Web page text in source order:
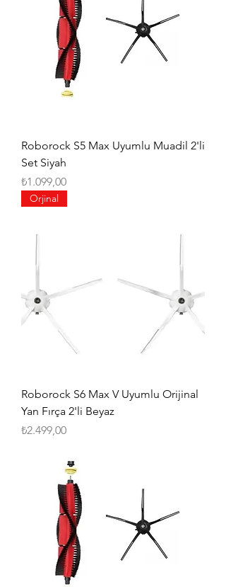
Roborock S5 Max Uyumlu Muadil 2'li
Set Siyah
Fiyat
₺1.099,00
Orjinal
Roborock S6 Max V Uyumlu Orijinal
Yan Fırça 2'li Beyaz
Fiyat
₺2.499,00